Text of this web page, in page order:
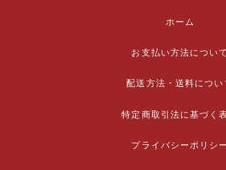
ホーム
お支払い方法について
配送方法・送料につい
特定商取引法に基づく
プライバシーポリシー